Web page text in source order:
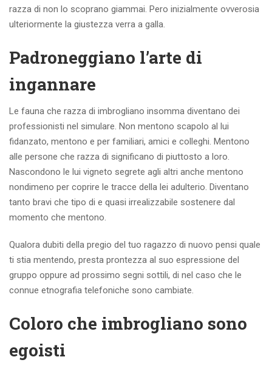
razza di non lo scoprano giammai. Pero inizialmente ovverosia
ulteriormente la giustezza verra a galla.
Padroneggiano l’arte di
ingannare
Le fauna che razza di imbrogliano insomma diventano dei
professionisti nel simulare. Non mentono scapolo al lui
fidanzato, mentono e per familiari, amici e colleghi. Mentono
alle persone che razza di significano di piuttosto a loro.
Nascondono le lui vigneto segrete agli altri anche mentono
nondimeno per coprire le tracce della lei adulterio. Diventano
tanto bravi che tipo di e quasi irrealizzabile sostenere dal
momento che mentono.
Qualora dubiti della pregio del tuo ragazzo di nuovo pensi quale
ti stia mentendo, presta prontezza al suo espressione del
gruppo oppure ad prossimo segni sottili, di nel caso che le
connue etnografia telefoniche sono cambiate.
Coloro che imbrogliano sono
egoisti